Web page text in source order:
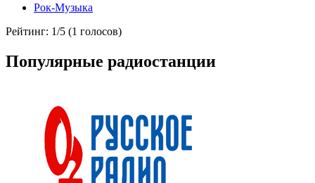
Рок-Музыка
Рейтинг: 1/5 (1 голосов)
Популярные радиостанции